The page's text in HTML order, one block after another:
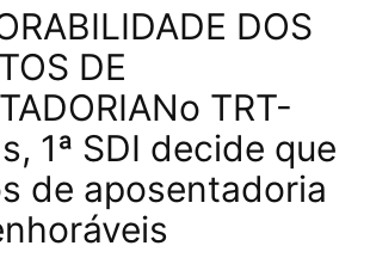
DOS
DE
TRT-
1ª SDI decide que
de aposentadoria